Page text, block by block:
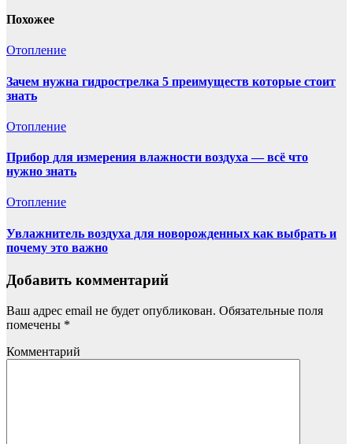
Похожее
Отопление
Зачем нужна гидрострелка 5 преимуществ которые стоит
знать
Отопление
Прибор для измерения влажности воздуха — всё что
нужно знать
Отопление
Увлажнитель воздуха для новорожденных как выбрать и
почему это важно
Добавить комментарий
Ваш адрес email не будет опубликован. Обязательные поля
помечены *
Комментарий